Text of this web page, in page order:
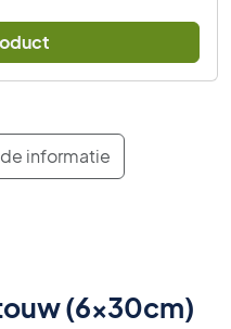
informatie
(6x30cm)